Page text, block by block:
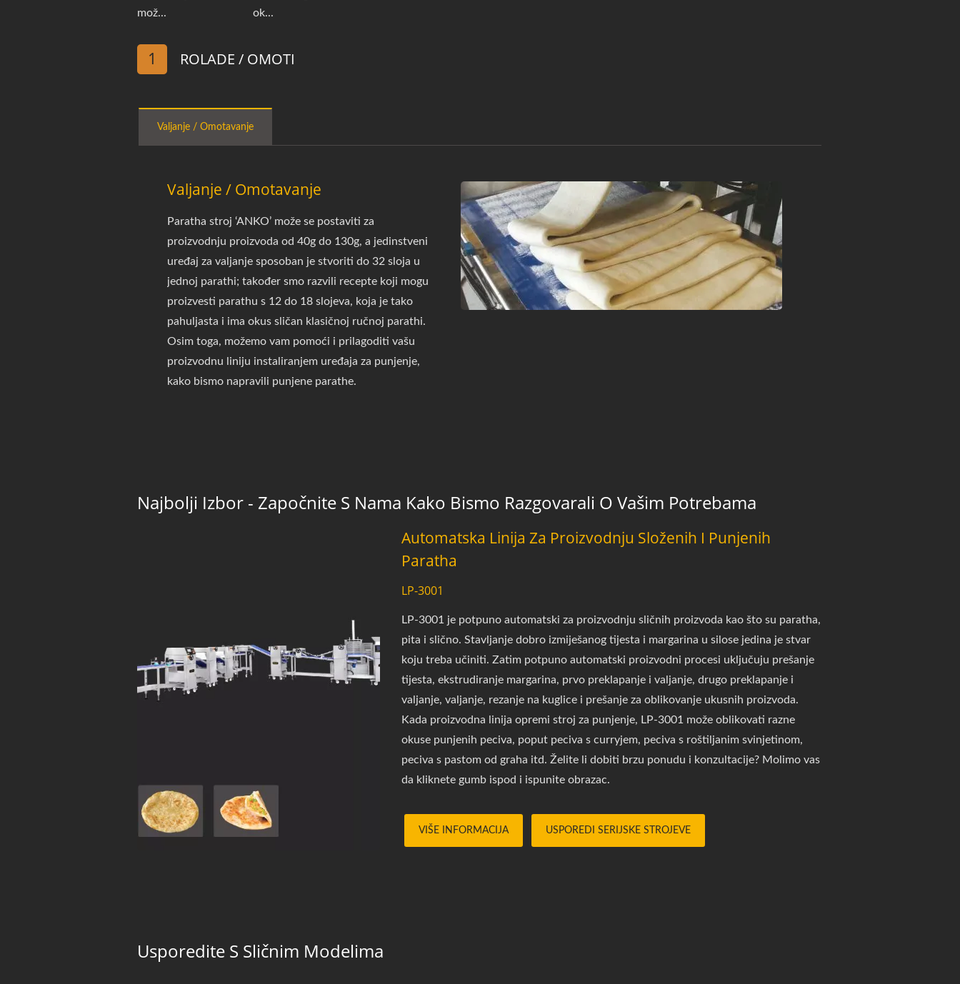
mož...
ok...
1 ROLADE / OMOTI
Valjanje / Omotavanje
Valjanje / Omotavanje
Paratha stroj ‘ANKO’ može se postaviti za
proizvodnju proizvoda od 40g do 130g, a jedinstveni
uređaj za valjanje sposoban je stvoriti do 32 sloja u
jednoj parathi; također smo razvili recepte koji mogu
proizvesti parathu s 12 do 18 slojeva, koja je tako
pahuljasta i ima okus sličan klasičnoj ručnoj parathi.
Osim toga, možemo vam pomoći i prilagoditi vašu
proizvodnu liniju instaliranjem uređaja za punjenje,
kako bismo napravili punjene parathe.
Najbolji Izbor - Započnite S Nama Kako Bismo Razgovarali O Vašim Potrebama
Automatska Linija Za Proizvodnju Složenih I Punjenih
Paratha
LP-3001
LP-3001 je potpuno automatski za proizvodnju sličnih proizvoda kao što su paratha,
pita i slično. Stavljanje dobro izmiješanog tijesta i margarina u silose jedina je stvar
koju treba učiniti. Zatim potpuno automatski proizvodni procesi uključuju prešanje
tijesta, ekstrudiranje margarina, prvo preklapanje i valjanje, drugo preklapanje i
valjanje, valjanje, rezanje na kuglice i prešanje za oblikovanje ukusnih proizvoda.
Kada proizvodna linija opremi stroj za punjenje, LP-3001 može oblikovati razne
okuse punjenih peciva, poput peciva s curryjem, peciva s roštiljanim svinjetinom,
peciva s pastom od graha itd. Želite li dobiti brzu ponudu i konzultacije? Molimo vas
da kliknete gumb ispod i ispunite obrazac.
VIŠE INFORMACIJA USPOREDI SERIJSKE STROJEVE
Usporedite S Sličnim Modelima